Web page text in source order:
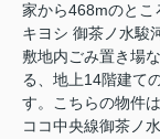
家から468mのとこ
キヨシ 御茶ノ水駿
敷地内ごみ置き場
る、地上14階建て
す。こちらの物件
ココ中央線御茶ノ